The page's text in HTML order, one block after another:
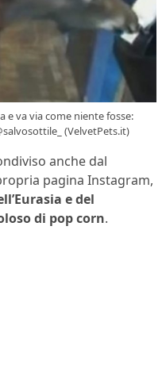
e va via come niente fosse:
(VelvetPets.it)
anche dal
pagina Instagram,
e del
di pop corn.